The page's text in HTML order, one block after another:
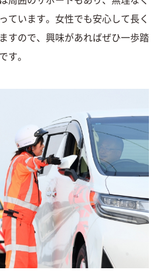
ています。女性でも安心して長く
すので、興味があればぜひ一歩踏
す。